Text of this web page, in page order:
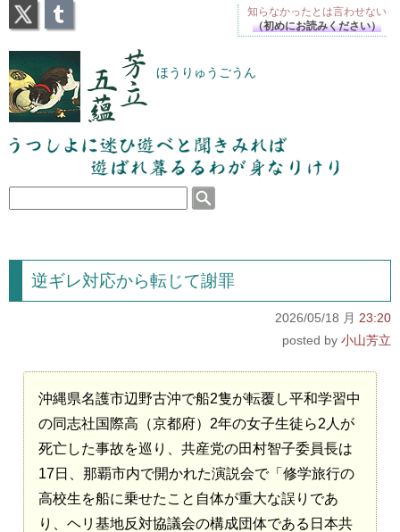
芳立五蘊 ほうりゅうごうん
うつしよに迷ひ遊べと聞きみれば遊ばれ暮るるわが
身なりけり
逆ギレ対応から転じて謝罪
2026/05/18 月 23:20
小山芳立
沖縄県名護市辺野古沖で船2隻が転覆し平和学習中
の同志社国際高（京都府）2年の女子生徒ら2人が
死亡した事故を巡り、共産党の田村智子委員長は
17日、那覇市内で開かれた演説会で「修学旅行の
高校生を船に乗せたこと自体が重大な誤りであ
り、ヘリ基地反対協議会の構成団体である日本共
知らなかったとは言わせない
（初めにお読みください）
X Tumblr